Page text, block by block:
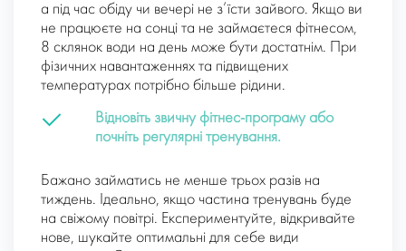
а під час обіду чи вечері не з’їсти зайвого. Якщо ви
не працюєте на сонці та не займаєтеся фітнесом,
8 склянок води на день може бути достатнім. При
фізичних навантаженнях та підвищених
температурах потрібно більше рідини.
Відновіть звичну фітнес-програму або
почніть регулярні тренування.
Бажано займатись не менше трьох разів на
тиждень. Ідеально, якщо частина тренувань буде
на свіжому повітрі. Експериментуйте, відкривайте
нове, шукайте оптимальні для себе види